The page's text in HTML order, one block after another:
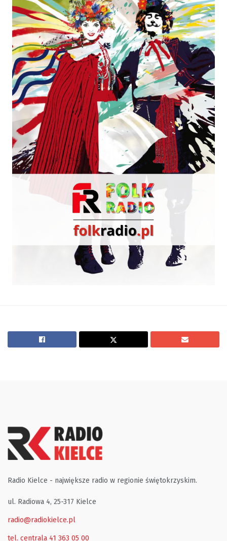
Radio Kielce - największe radio w regionie świętokrzyskim.
ul. Radiowa 4, 25-317 Kielce
radio@radiokielce.pl
tel. centrala 41 363 05 00